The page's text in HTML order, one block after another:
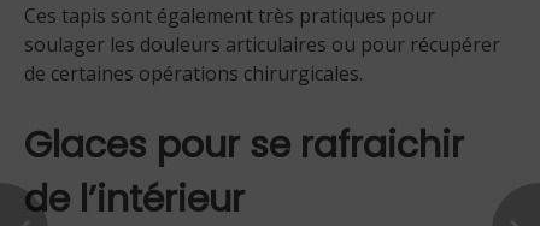
Ces tapis sont également très pratiques pour
soulager les douleurs articulaires ou pour récupérer
de certaines opérations chirurgicales.
Glaces pour se rafraichir
de l’intérieur